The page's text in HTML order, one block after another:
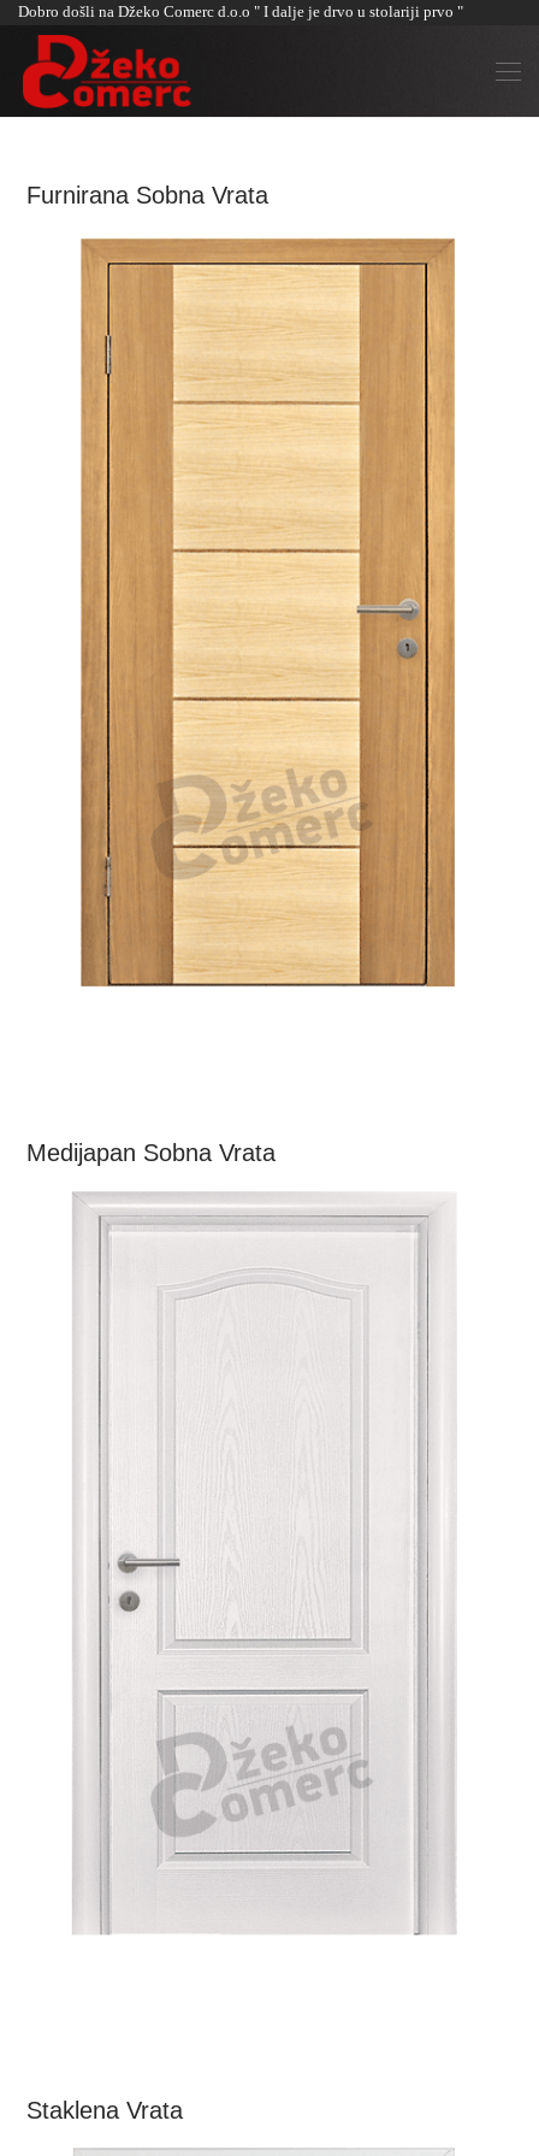
Dobro došli na Džeko Comerc d.o.o " I dalje je drvo u stolariji prvo "
Furnirana Sobna Vrata
Medijapan Sobna Vrata
Staklena Vrata